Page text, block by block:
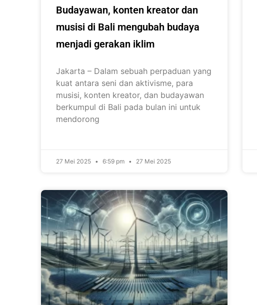
Budayawan, konten kreator dan
musisi di Bali mengubah budaya
menjadi gerakan iklim
Jakarta – Dalam sebuah perpaduan yang
kuat antara seni dan aktivisme, para
musisi, konten kreator, dan budayawan
berkumpul di Bali pada bulan ini untuk
mendorong
27 Mei 2025 6:59 pm 27 Mei 2025